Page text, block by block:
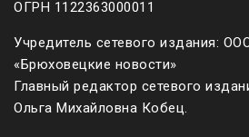
ОГРН 1122363000011
Учредитель сетевого издания:
«Брюховецкие новости»
Главный редактор сетевого
Ольга Михайловна Кобец.